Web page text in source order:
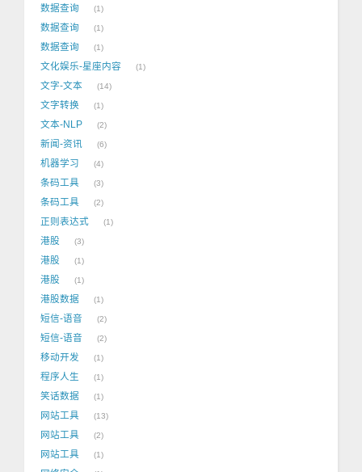
数据查询 1
数据查询 1
数据查询 1
文化娱乐-星座内容 1
文字-文本 14
文字转换 1
文本-NLP 2
新闻-资讯 6
机器学习 4
条码工具 3
条码工具 2
正则表达式 1
港股 3
港股 1
港股 1
港股数据 1
短信-语音 2
短信-语音 2
移动开发 1
程序人生 1
笑话数据 1
网站工具 13
网站工具 2
网站工具 1